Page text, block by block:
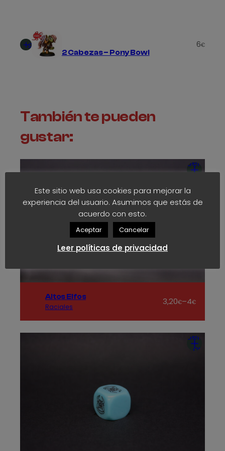
, Añadir
al
carrito
2 Cabezas – Pony Bowl
6€
También te pueden
gustar:
Altos Elfos
Raciales
3,20€–4€
Rango
precios:
desde
Este sitio web usa cookies para mejorar la
experiencia del usuario. Asumimos que estás de
acuerdo con esto.
Aceptar Cancelar
Leer políticas de privacidad